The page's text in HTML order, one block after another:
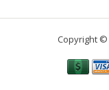
Copyright ©